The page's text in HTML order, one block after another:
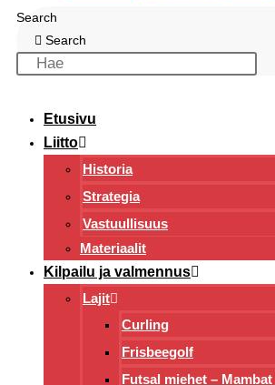
Search
Search
Etusivu
Liitto
Historia
Strategia
Vastuullisuus
Materiaalit
Kilpailu ja valmennus
Lajit
Curling
Frisbeegolf
Futsal miehet – Mambat